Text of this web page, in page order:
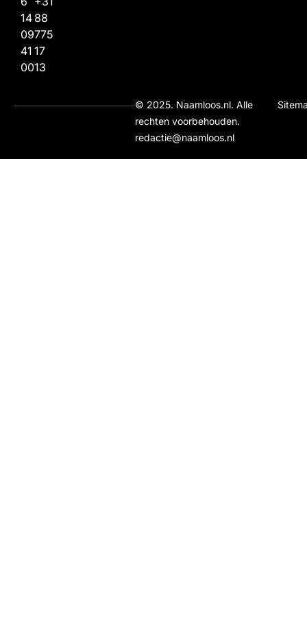
14
09
41
00
88
775
17
13
© 2025. Naamloos.nl. Alle
rechten voorbehouden.
redactie@naamloos.nl